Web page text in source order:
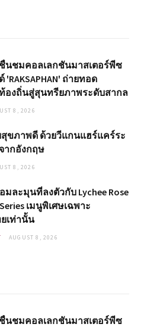
นชมคอลเลกชันมาสเตอร์พีซ
ถ่ายทอด
งถิ่นสู่สุนทรียภาพระดับสากล
8, 2026
สุขภาพดี ด้วยวีแกนแฮร์แคร์ระ
ากอังกฤษ
8, 2026
ละมุนที่ลงตัวกับ Lychee Rose
เมนูพิเศษเฉพาะ
เท่านั้น
AUGUST 8, 2026
นชมคอลเลกชันมาสเตอร์พีซ